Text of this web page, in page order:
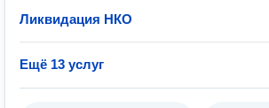
Ликвидация НКО
Ещё 13 услуг